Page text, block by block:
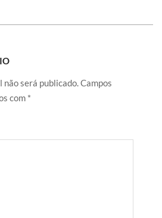
não será publicado.Campos
com *